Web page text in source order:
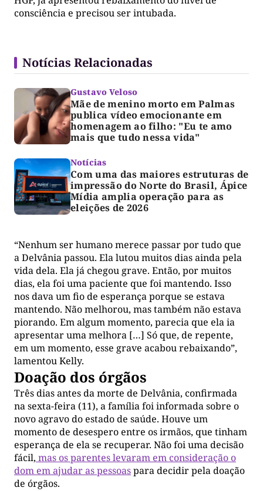
consciência e precisou ser intubada.
Notícias Relacionadas
Gustavo Veloso
Mãe de menino morto em Palmas
publica vídeo emocionante em
homenagem ao filho: "Eu te amo
mais que tudo nessa vida"
Notícias
Com uma das maiores estruturas de
impressão do Norte do Brasil, Ápice
Mídia amplia operação para as
eleições de 2026
“Nenhum ser humano merece passar por tudo que
a Delvânia passou. Ela lutou muitos dias ainda pela
vida dela. Ela já chegou grave. Então, por muitos
dias, ela foi uma paciente que foi mantendo. Isso
nos dava um fio de esperança porque se estava
mantendo. Não melhorou, mas também não estava
piorando. Em algum momento, parecia que ela ia
apresentar uma melhora […] Só que, de repente,
em um momento, esse grave acabou rebaixando”,
lamentou Kelly.
Doação dos órgãos
Três dias antes da morte de Delvânia, confirmada
na sexta-feira (11), a família foi informada sobre o
novo agravo do estado de saúde. Houve um
momento de desespero entre os irmãos, que tinham
esperança de ela se recuperar. Não foi uma decisão
fácil, mas os parentes levaram em consideração o
dom em ajudar as pessoaspara decidir pela doação
de órgãos.